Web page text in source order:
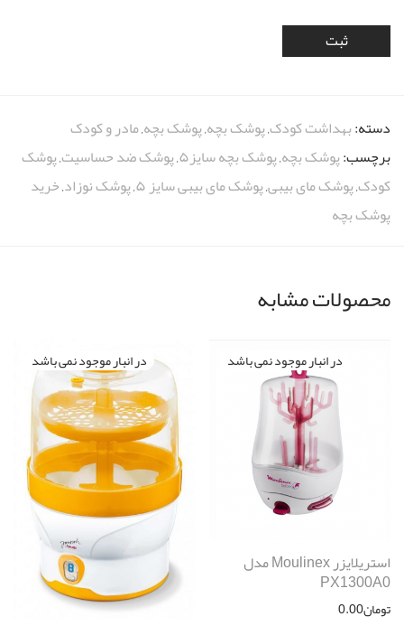
دسته:بهداشت کودک,پوشک بچه,پوشک بچه,مادر و کودک
برچسب:پوشک بچه,پوشک بچه سایز۵ ,پوشک ضد حساسیت,پوشک
کودک,پوشک مای بیبی,پوشک مای بیبی سایز ۵ ,پوشک نوزاد,خرید
پوشک بچه
محصولات مشابه
استریلایزر Moulinex مدل
PX1300A0
تومان0.00